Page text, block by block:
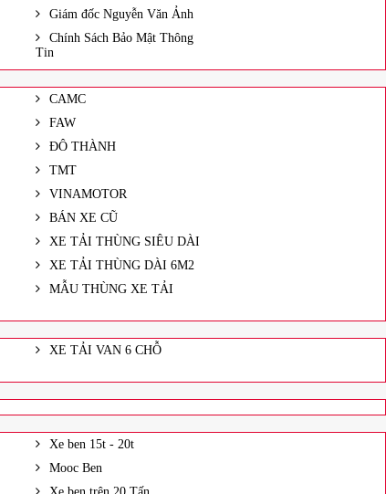
Giám đốc Nguyễn Văn Ảnh
Chính Sách Bảo Mật Thông
Tin
CAMC
FAW
ĐÔ THÀNH
TMT
VINAMOTOR
BÁN XE CŨ
XE TẢI THÙNG SIÊU DÀI
XE TẢI THÙNG DÀI 6M2
MẪU THÙNG XE TẢI
XE TẢI VAN 6 CHỖ
Xe ben 15t - 20t
Mooc Ben